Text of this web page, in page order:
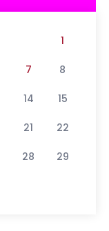
1
7 8
14 15
21 22
28 29